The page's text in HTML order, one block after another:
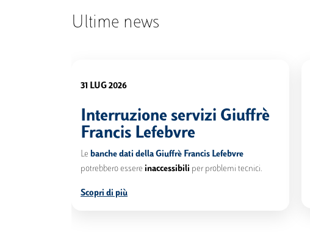
Ultime news
31 LUG 2026
Interruzione servizi Giuffrè
Francis Lefebvre
Le banche dati della Giuffrè Francis Lefebvre
potrebbero essere inaccessibili per problemi tecnici.
Scopri di più